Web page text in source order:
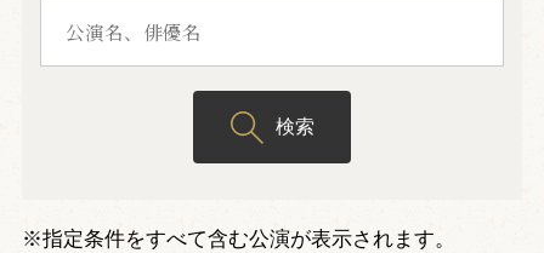
検索
※指定条件をすべて含む公演が表示されます。